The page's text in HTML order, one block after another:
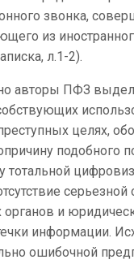
звонка,
из
л.1-2).
авторы ПФЗ
целях,
подобного
тотальной
серьезной
органов и
информации.
ошибочной